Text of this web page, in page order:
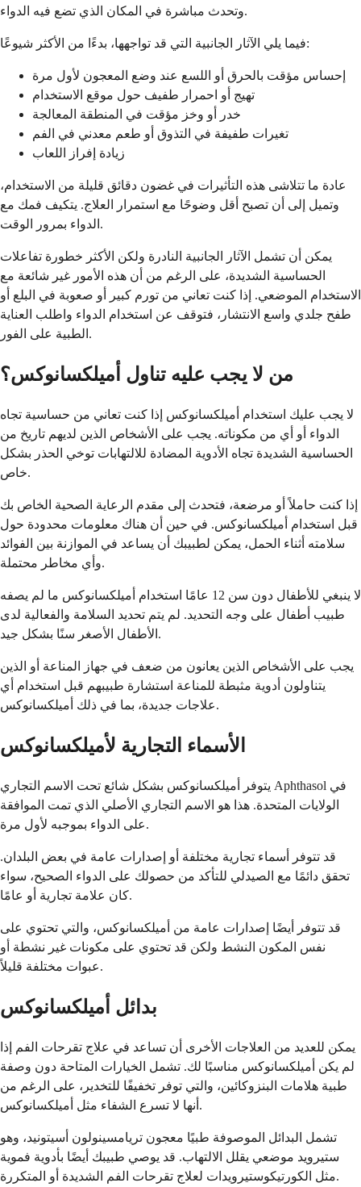
وتحدث مباشرة في المكان الذي تضع فيه الدواء.
فيما يلي الآثار الجانبية التي قد تواجهها، بدءًا من الأكثر شيوعًا:
إحساس مؤقت بالحرق أو اللسع عند وضع المعجون لأول مرة
تهيج أو احمرار طفيف حول موقع الاستخدام
خدر أو وخز مؤقت في المنطقة المعالجة
تغيرات طفيفة في التذوق أو طعم معدني في الفم
زيادة إفراز اللعاب
عادة ما تتلاشى هذه التأثيرات في غضون دقائق قليلة من الاستخدام،
وتميل إلى أن تصبح أقل وضوحًا مع استمرار العلاج. يتكيف فمك مع
الدواء بمرور الوقت.
يمكن أن تشمل الآثار الجانبية النادرة ولكن الأكثر خطورة تفاعلات
الحساسية الشديدة، على الرغم من أن هذه الأمور غير شائعة مع
الاستخدام الموضعي. إذا كنت تعاني من تورم كبير أو صعوبة في البلع أو
طفح جلدي واسع الانتشار، فتوقف عن استخدام الدواء واطلب العناية
الطبية على الفور.
من لا يجب عليه تناول أميلكسانوكس؟
لا يجب عليك استخدام أميلكسانوكس إذا كنت تعاني من حساسية تجاه
الدواء أو أي من مكوناته. يجب على الأشخاص الذين لديهم تاريخ من
الحساسية الشديدة تجاه الأدوية المضادة للالتهابات توخي الحذر بشكل
خاص.
إذا كنت حاملاً أو مرضعة، فتحدث إلى مقدم الرعاية الصحية الخاص بك
قبل استخدام أميلكسانوكس. في حين أن هناك معلومات محدودة حول
سلامته أثناء الحمل، يمكن لطبيبك أن يساعد في الموازنة بين الفوائد
وأي مخاطر محتملة.
لا ينبغي للأطفال دون سن 12 عامًا استخدام أميلكسانوكس ما لم يصفه
طبيب أطفال على وجه التحديد. لم يتم تحديد السلامة والفعالية لدى
الأطفال الأصغر سنًا بشكل جيد.
يجب على الأشخاص الذين يعانون من ضعف في جهاز المناعة أو الذين
يتناولون أدوية مثبطة للمناعة استشارة طبيبهم قبل استخدام أي
علاجات جديدة، بما في ذلك أميلكسانوكس.
الأسماء التجارية لأميلكسانوكس
يتوفر أميلكسانوكس بشكل شائع تحت الاسم التجاري Aphthasol في
الولايات المتحدة. هذا هو الاسم التجاري الأصلي الذي تمت الموافقة
على الدواء بموجبه لأول مرة.
قد تتوفر أسماء تجارية مختلفة أو إصدارات عامة في بعض البلدان.
تحقق دائمًا مع الصيدلي للتأكد من حصولك على الدواء الصحيح، سواء
كان علامة تجارية أو عامًا.
قد تتوفر أيضًا إصدارات عامة من أميلكسانوكس، والتي تحتوي على
نفس المكون النشط ولكن قد تحتوي على مكونات غير نشطة أو
عبوات مختلفة قليلاً.
بدائل أميلكسانوكس
يمكن للعديد من العلاجات الأخرى أن تساعد في علاج تقرحات الفم إذا
لم يكن أميلكسانوكس مناسبًا لك. تشمل الخيارات المتاحة دون وصفة
طبية هلامات البنزوكائين، والتي توفر تخفيفًا للتخدير، على الرغم من
أنها لا تسرع الشفاء مثل أميلكسانوكس.
تشمل البدائل الموصوفة طبيًا معجون تريامسينولون أسيتونيد، وهو
ستيرويد موضعي يقلل الالتهاب. قد يوصي طبيبك أيضًا بأدوية فموية
مثل الكورتيكوستيرويدات لعلاج تقرحات الفم الشديدة أو المتكررة.